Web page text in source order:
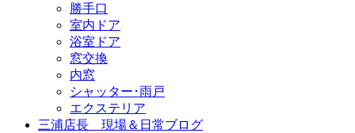
勝手口
室内ドア
浴室ドア
窓交換
内窓
シャッター･雨戸
エクステリア
三浦店長 現場＆日常ブログ